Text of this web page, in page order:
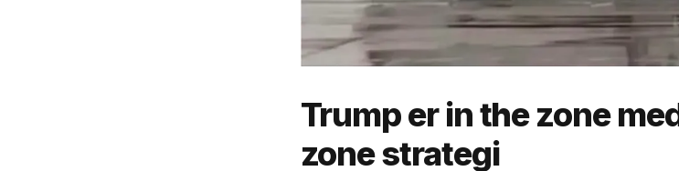
Trump er in the zone
zone strategi